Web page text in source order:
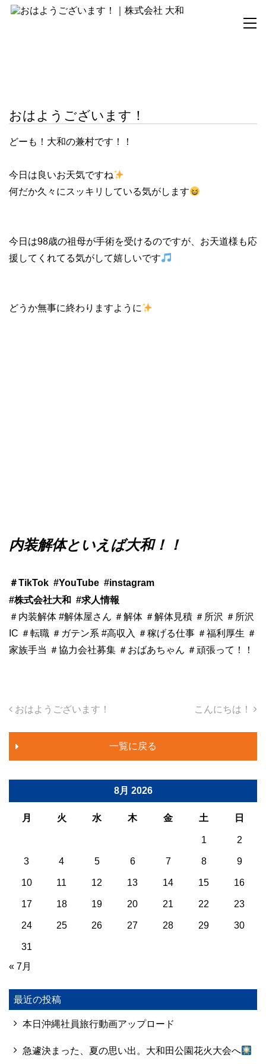
おはようございます！
どーも！大和の兼村です！！
今日は良いお天気ですね
何だか久々にスッキリしている気がします
今日は98歳の祖母が手術を受けるのですが、お天道様も応
援してくれてる気がして嬉しいです
どうか無事に終わりますように
内装解体といえば大和！！
＃TikTok #YouTube #instagram
#株式会社大和 #求人情報
＃内装解体 #解体屋さん ＃解体 ＃解体見積 ＃所沢 ＃所沢
IC ＃転職 ＃ガテン系 #高収入 ＃稼げる仕事 ＃福利厚生 ＃
家族手当 ＃協力会社募集 ＃おばあちゃん ＃頑張って！！
おはようございます！
こんにちは！
一覧に戻る
8月 2026
月 火 水 木 金 土 日
1 2
3 4 5 6 7 8 9
10 11 12 13 14 15 16
17 18 19 20 21 22 23
24 25 26 27 28 29 30
31
« 7月
最近の投稿
本日沖縄社員旅行動画アップロード
急遽決まった、夏の思い出。大和田公園花火大会へ